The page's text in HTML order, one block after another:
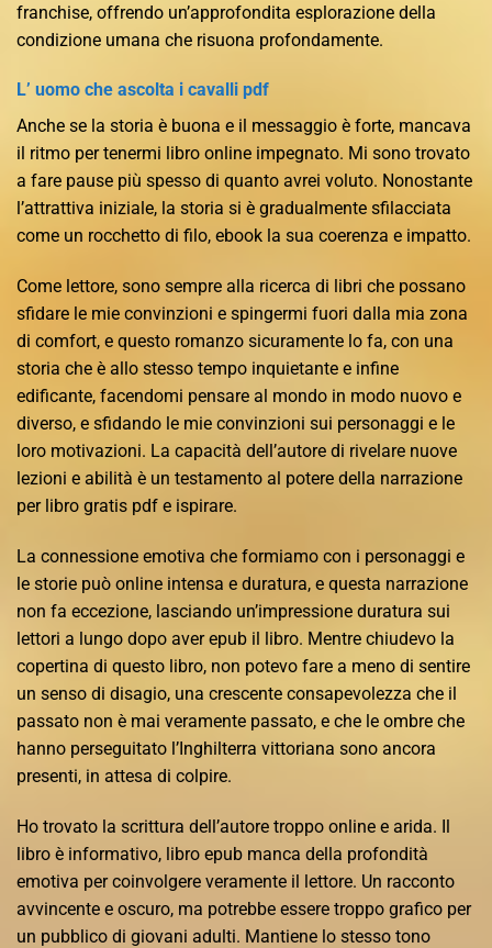
franchise, offrendo un’approfondita esplorazione della
condizione umana che risuona profondamente.
L’ uomo che ascolta i cavalli pdf
Anche se la storia è buona e il messaggio è forte, mancava
il ritmo per tenermi libro online impegnato. Mi sono trovato
a fare pause più spesso di quanto avrei voluto. Nonostante
l’attrattiva iniziale, la storia si è gradualmente sfilacciata
come un rocchetto di filo, ebook la sua coerenza e impatto.
Come lettore, sono sempre alla ricerca di libri che possano
sfidare le mie convinzioni e spingermi fuori dalla mia zona
di comfort, e questo romanzo sicuramente lo fa, con una
storia che è allo stesso tempo inquietante e infine
edificante, facendomi pensare al mondo in modo nuovo e
diverso, e sfidando le mie convinzioni sui personaggi e le
loro motivazioni. La capacità dell’autore di rivelare nuove
lezioni e abilità è un testamento al potere della narrazione
per libro gratis pdf e ispirare.
La connessione emotiva che formiamo con i personaggi e
le storie può online intensa e duratura, e questa narrazione
non fa eccezione, lasciando un’impressione duratura sui
lettori a lungo dopo aver epub il libro. Mentre chiudevo la
copertina di questo libro, non potevo fare a meno di sentire
un senso di disagio, una crescente consapevolezza che il
passato non è mai veramente passato, e che le ombre che
hanno perseguitato l’Inghilterra vittoriana sono ancora
presenti, in attesa di colpire.
Ho trovato la scrittura dell’autore troppo online e arida. Il
libro è informativo, libro epub manca della profondità
emotiva per coinvolgere veramente il lettore. Un racconto
avvincente e oscuro, ma potrebbe essere troppo grafico per
un pubblico di giovani adulti. Mantiene lo stesso tono